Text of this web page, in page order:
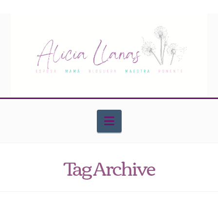
Navigation
Tag Archive